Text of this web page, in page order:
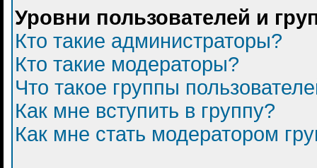
Уровни пользователей и
Кто такие администраторы?
Кто такие модераторы?
Что такое группы
Как мне вступить в группу?
Как мне стать модератором